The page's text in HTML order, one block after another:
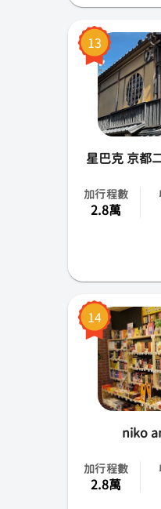
13
星巴克 京都
加行程數
2.8萬
14
niko
加行程數
2.8萬